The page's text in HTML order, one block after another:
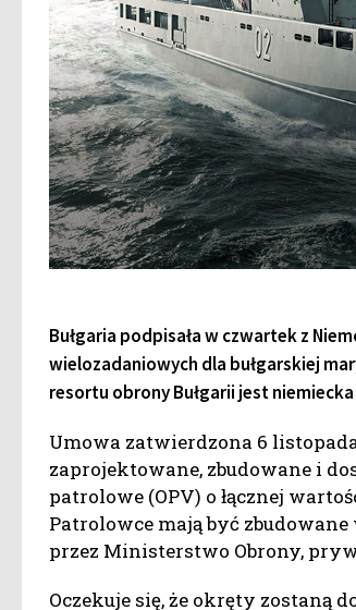
Bułgaria podpisała w czwartek z
wielozadaniowych dla bułgarskiej
resortu obrony Bułgarii jest niemiecka
Umowa zatwierdzona 6
zaprojektowane, zbudowane i
patrolowe (OPV) o łącznej
Patrolowce mają być
przez Ministerstwo Obrony,
Oczekuje się, że okręty zostaną